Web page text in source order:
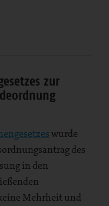
zur
wurde
des
in den
Mehrheit und